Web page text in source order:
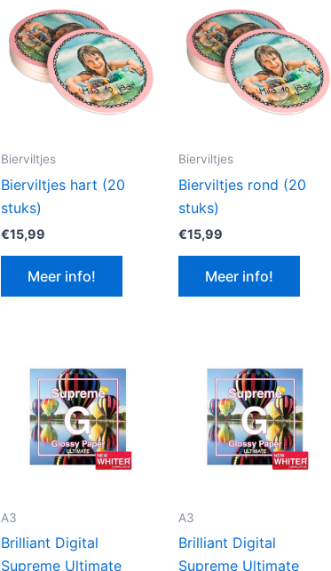
Bierviltjes
Bierviltjes hart (20
stuks)
€15,99
Meer info!
Bierviltjes
Bierviltjes rond (20
stuks)
€15,99
Meer info!
A3
Brilliant Digital
Supreme Ultimate
A3
Brilliant Digital
Supreme Ultimate